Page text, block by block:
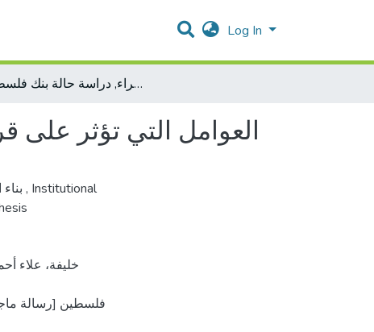
Log In
العوامل التي تؤثر على قرار البنوك بمنح القروض الخضراء, دراسة حالة بنك فلسطين
العوامل التي تؤثر على
, Institutional
فلسطين [رسالة